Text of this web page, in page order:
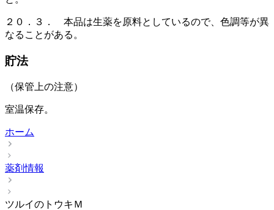
２０．３． 本品は生薬を原料としているので、色調等が異
なることがある。
貯法
（保管上の注意）
室温保存。
ホーム
薬剤情報
ツルイのトウキＭ